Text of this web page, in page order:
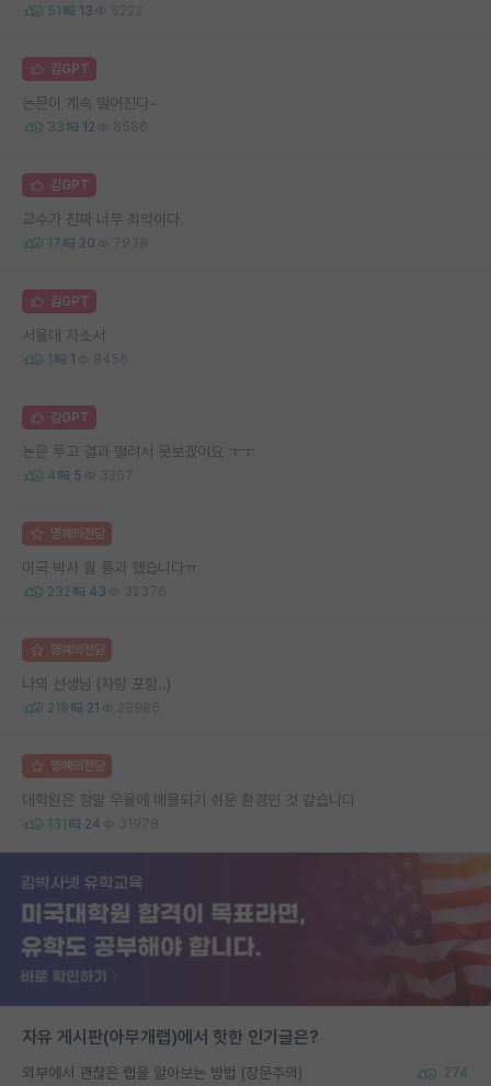
51 13 6222
김GPT
논문이 계속 떨어진다~
33 12 8586
김GPT
교수가 진짜 너무 최악이다.
17 20 7938
김GPT
서울대 자소서
1 1 8456
김GPT
논문 투고 결과 떨려서 못보겠어요 ㅜㅜ
4 5 3257
명예의전당
미국 박사 퀄 통과 했습니다ㅠ
232 43 32376
명예의전당
나의 선생님 (자랑 포함..)
218 21 28986
명예의전당
대학원은 정말 우울에 매몰되기 쉬운 환경인 것 같습니다
131 24 31978
자유 게시판(아무개랩)에서 핫한 인기글은?
외부에서 괜찮은 랩을 알아보는 방법 (장문주의) 274